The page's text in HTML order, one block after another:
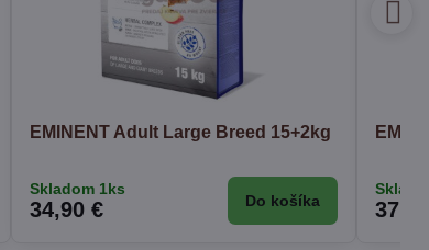
EMINENT Adult Large Breed 15+2kg
Skladom 1ks
34,90 € Do košíka